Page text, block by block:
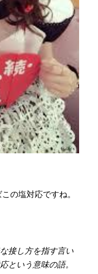
の塩対応ですね。
接し方を指す言い
という意味の語。